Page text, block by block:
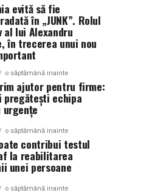
evită să fie
în „JUNK”. Rolul
al lui Alexandru
în trecerea unui nou
o săptămână inainte
ajutor pentru firme:
pregătești echipa
o săptămână inainte
contribui testul
la reabilitarea
unei persoane
o săptămână inainte